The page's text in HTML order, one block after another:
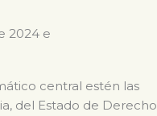
2024 e
central estén las
del Estado de Derecho